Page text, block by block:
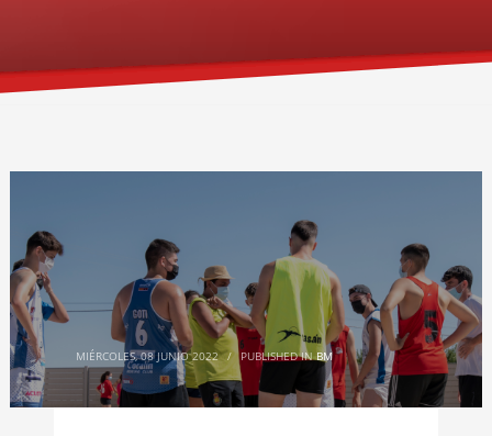
MIÉRCOLES, 08 JUNIO 2022 / PUBLISHED INBM